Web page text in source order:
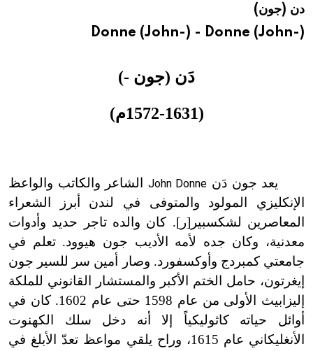
هيئة الموسوعة العربية تطلق موسوعات جديدة في عام 2026دن (جون)
Donne (John-) - Donne (John-)
دَن (جون -
)
(1572
-1631 م)
يعد جون دَن John Donne الشاعر والكاتب والواعظ
الإنكليزي المولود والمتوفى في لندن أبرز الشعراء
المعاصرين لشكسبير[ر]. كان والده تاجر حديد وأدوات
معدنية، وكان جده لأمه الأديب جون هيوود. تعلم في
جامعتي كمبردج وأوكسفورد. وصار أمين سر للسير جون
إيغرتون، حامل الختم الأكبر والمستشار القانوني للملكة
إليزابيث الأولى من عام 1598 حتى عام 1602. كان في
أوائل حياته كاثوليكياً إلا أنه دخل سلك الكهنوت
الأنغليكاني عام 1615، وراح يلقي مواعظ تعدّ الأبلغ في